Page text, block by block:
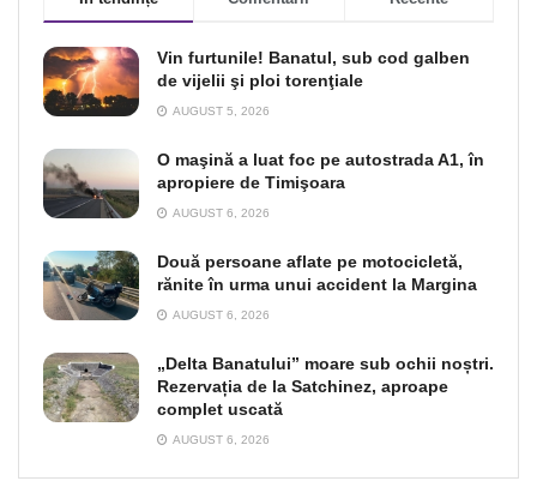
Vin furtunile! Banatul, sub cod galben
de vijelii şi ploi torenţiale
AUGUST 5, 2026
O maşină a luat foc pe autostrada A1, în
apropiere de Timişoara
AUGUST 6, 2026
Două persoane aflate pe motocicletă,
rănite în urma unui accident la Margina
AUGUST 6, 2026
„Delta Banatului” moare sub ochii noștri.
Rezervația de la Satchinez, aproape
complet uscată
AUGUST 6, 2026